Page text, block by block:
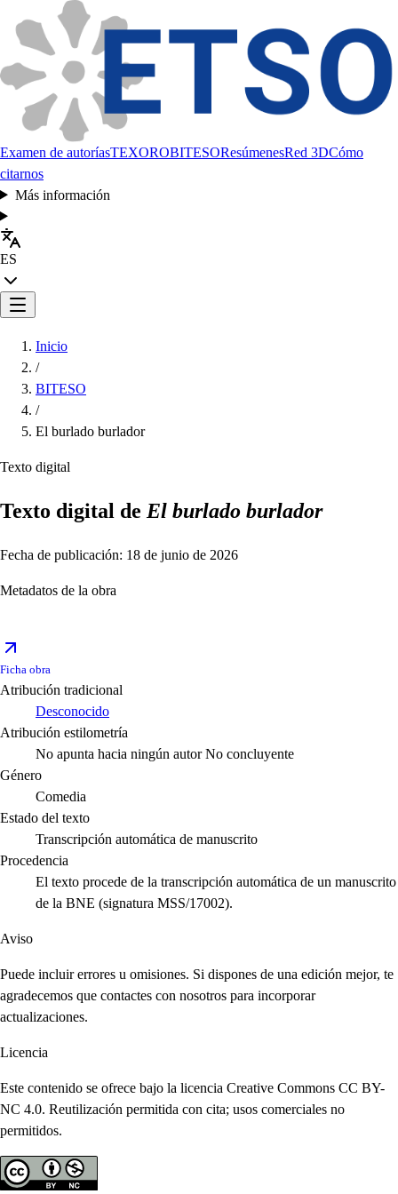
Examen de autoríasTEXOROBITESOResúmenesRed 3DCómo
citarnos
Más información
ES
Inicio
/
BITESO
/
El burlado burlador
Texto digital
Texto digital de El burlado burlador
Fecha de publicación: 18 de junio de 2026
Metadatos de la obra
Ficha obra
Atribución tradicional
Desconocido
Atribución estilometría
No apunta hacia ningún autor No concluyente
Género
Comedia
Estado del texto
Transcripción automática de manuscrito
Procedencia
El texto procede de la transcripción automática de un manuscrito
de la BNE (signatura MSS/17002).
Aviso
Puede incluir errores u omisiones. Si dispones de una edición mejor, te
agradecemos que contactes con nosotros para incorporar
actualizaciones.
Licencia
Este contenido se ofrece bajo la licencia Creative Commons CC BY-
NC 4.0. Reutilización permitida con cita; usos comerciales no
permitidos.